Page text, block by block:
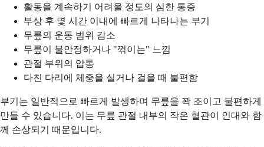
활동을 계속하기 어려울 정도의 심한 통증
부상 후 몇 시간 이내에 빠르게 나타나는 부기
무릎의 운동 범위 감소
무릎이 불안정하거나 "꺾이는" 느낌
관절 부위의 압통
다친 다리에 체중을 실거나 걸을 때 불편함
부기는 일반적으로 빠르게 발생하며 무릎을 꽉 조이고 불편하게
만들 수 있습니다. 이는 무릎 관절 내부의 작은 혈관이 인대와 함
께 손상되기 때문입니다.